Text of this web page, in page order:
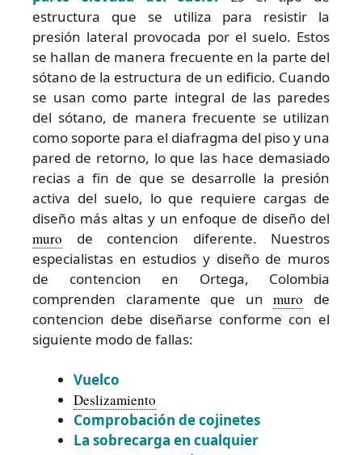
estructura que se utiliza para resistir la
presión lateral provocada por el suelo. Estos
se hallan de manera frecuente en la parte del
sótano de la estructura de un edificio. Cuando
se usan como parte integral de las paredes
del sótano, de manera frecuente se utilizan
como soporte para el diafragma del piso y una
pared de retorno, lo que las hace demasiado
recias a fin de que se desarrolle la presión
activa del suelo, lo que requiere cargas de
diseño más altas y un enfoque de diseño del
muro de contencion diferente. Nuestros
especialistas en estudios y diseño de muros
de contencion en Ortega, Colombia
comprenden claramente que unmuro de
contencion debe diseñarse conforme con el
siguiente modo de fallas:
Vuelco
Deslizamiento
Comprobación de cojinetes
La sobrecarga en cualquier